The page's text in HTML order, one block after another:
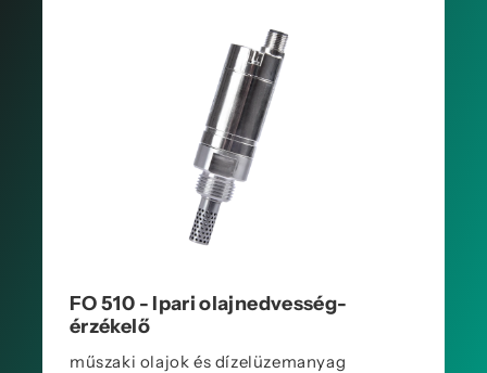
FO 510 - Ipari olajnedvesség-
érzékelő
műszaki olajok és dízelüzemanyag